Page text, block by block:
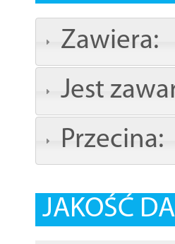
Zawiera:
Jest
Przecina:
JAKOŚĆ